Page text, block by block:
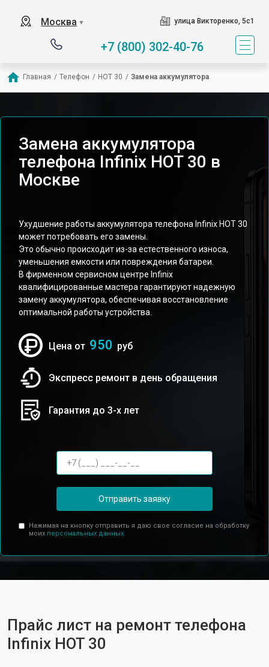
Москва ▼ улица Викторенко, 5с1
+7 (800) 302-40-76
Главная / Телефон / HOT 30 / Замена аккумулятора
Замена аккумулятора
телефона Infinix HOT 30 в
Москве
Ухудшение работы аккумулятора телефона Infinix HOT 30
может потребовать его замены.
Это обычно происходит из-за естественного износа,
уменьшения емкости или повреждения батареи.
В фирменном сервисном центре Infinix
квалифицированные мастера гарантируют надежную
замену аккумулятора, обеспечивая восстановление
оптимальной работы устройства.
Цена от 950 руб
Экспресс ремонт в день обращения
Гарантия до 3-х лет
Отправить заявку
Нажимая на кнопку отправить я даю свое согласие на обработку
моих персональных данных.
Прайс лист на ремонт телефона
Infinix HOT 30